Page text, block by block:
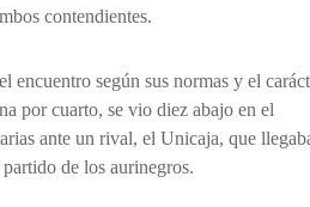
contendientes.
según sus normas y el
por cuarto, se vio diez abajo en el
ante un rival, el Unicaja, que
de los aurinegros.